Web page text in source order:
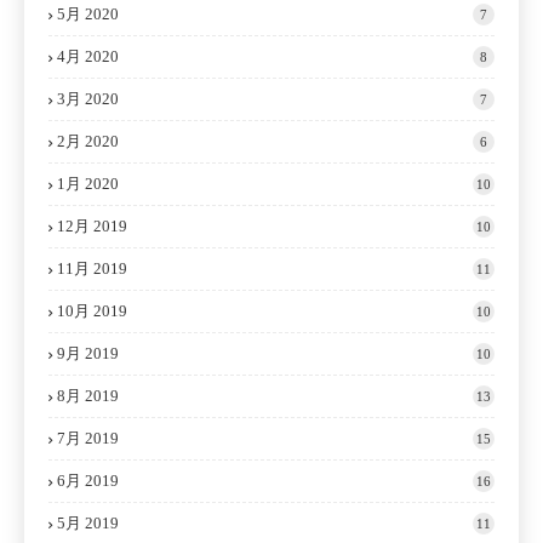
5月 2020 7
4月 2020 8
3月 2020 7
2月 2020 6
1月 2020 10
12月 2019 10
11月 2019 11
10月 2019 10
9月 2019 10
8月 2019 13
7月 2019 15
6月 2019 16
5月 2019 11